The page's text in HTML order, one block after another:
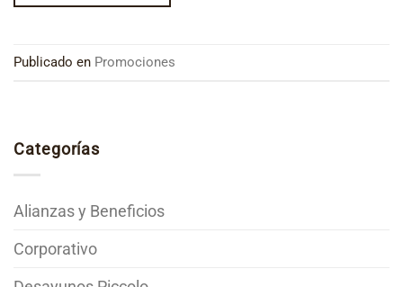
Publicado en Promociones
Categorías
Alianzas y Beneficios
Corporativo